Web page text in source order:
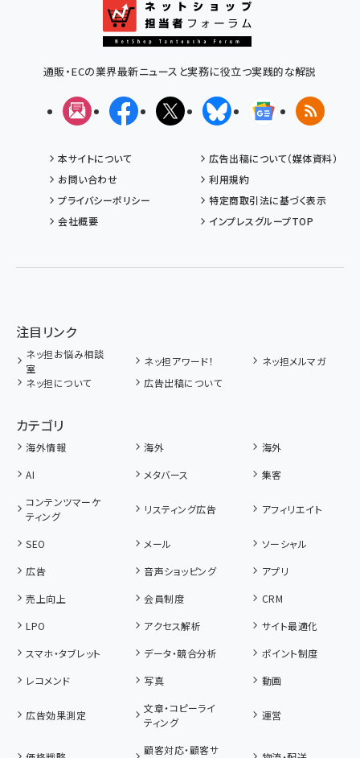
通販・ECの業界最新ニュースと実務に役立つ実践的な解説
メルマガFacebookX(エックス)BlueskyGoogleニュ
RSS
本サイトについて
広告出稿について（媒体資料）
お問い合わせ
利用規約
プライバシーポリシー
特定商取引法に基づく表示
会社概要
インプレスグループTOP
注目リンク
ネッ担お悩み相談
室
ネッ担アワード！
ネッ担メルマガ
ネッ担について
広告出稿について
カテゴリ
海外情報 海外
海外
AI
メタバース
集客
コンテンツマーケ
ティング
リスティング広告 アフィリエイト
SEO メール
ソーシャル
広告
音声ショッピング
アプリ
売上向上
会員制度
CRM
LPO
アクセス解析
サイト最適化
スマホ・タブレット
データ・競合分析
ポイント制度
レコメンド
写真 動画
広告効果測定
文章・コピーライ
ティング
運営
顧客対応・顧客サ